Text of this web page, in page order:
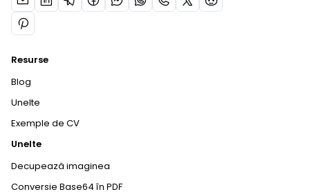
Resurse
Blog
Unelte
Exemple de CV
Unelte
Decupează imaginea
Conversie Base64 în PDF